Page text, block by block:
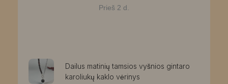
Prieš 2 d.
Dailus matinių tamsios vyšnios gintaro
karoliukų kaklo vėrinys